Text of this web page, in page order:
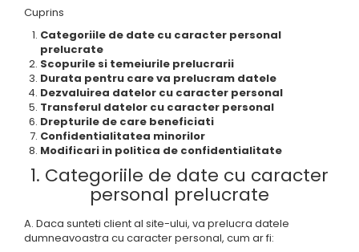
Cuprins
Categoriile de date cu caracter personal
prelucrate
Scopurile si temeiurile prelucrarii
Durata pentru care va prelucram datele
Dezvaluirea datelor cu caracter personal
Transferul datelor cu caracter personal
Drepturile de care beneficiati
Confidentialitatea minorilor
Modificari in politica de confidentialitate
1. Categoriile de date cu caracter
personal prelucrate
A. Daca sunteti client al site-ului, va prelucra datele
dumneavoastra cu caracter personal, cum ar fi: